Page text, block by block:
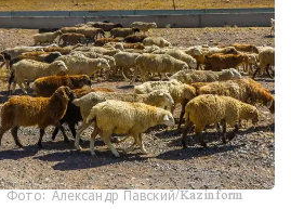
Фото: Александр Павский/Kazinform